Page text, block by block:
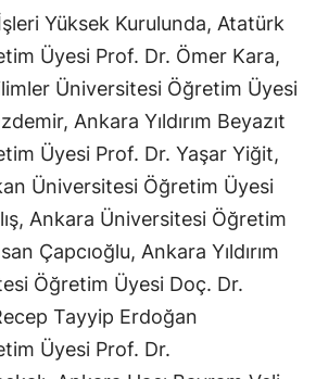
İzmir
Kars
Kastamonu
Kayseri
Kırklareli
Kırşehir
Kocaeli
Konya
Yüksek Kurulunda, Atatürk
Üyesi Prof. Dr. Ömer Kara,
Üniversitesi Öğretim Üyesi
Ankara Yıldırım Beyazıt
Üyesi Prof. Dr. Yaşar Yiğit,
Üniversitesi Öğretim Üyesi
Ankara Üniversitesi Öğretim
Çapcıoğlu, Ankara Yıldırım
Öğretim Üyesi Doç. Dr.
Tayyip Erdoğan
Üyesi Prof. Dr.